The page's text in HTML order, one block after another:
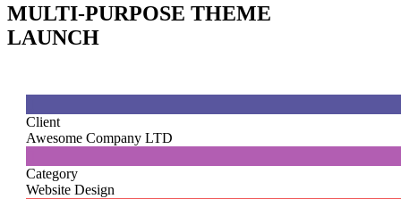
MULTI-PURPOSE THEME
LAUNCH
Client
Awesome Company LTD
Category
Website Design